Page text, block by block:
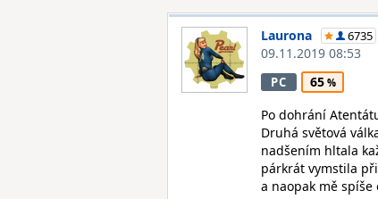
Laurona 6735
09.11.2019 08:53
PC
65
Po dohrání
Druhá světová
nadšením hltala
párkrát vymstila
a naopak mě spíše